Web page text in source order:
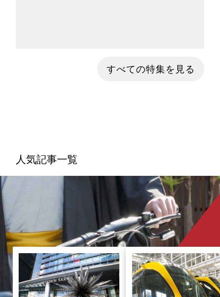
現在多くの自動車メーカーが販売しており市場に
す。
すべての特集を見る
人気記事一覧